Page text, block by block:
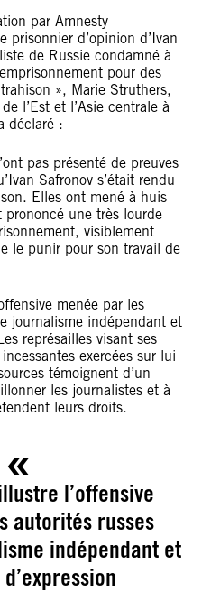
par Amnesty
prisonnier d’opinion d’Ivan
de Russie condamné à
pour des
», Marie Struthers,
l’Est et l’Asie centrale à
déclaré :
pas présenté de preuves
Safronov s’était rendu
Elles ont mené à huis
une très lourde
visiblement
le punir pour son travail de
menée par les
journalisme indépendant et
représailles visant ses
exercées sur lui
témoignent d’un
les journalistes et à
leurs droits.
l’offensive
autorités russes
indépendant et